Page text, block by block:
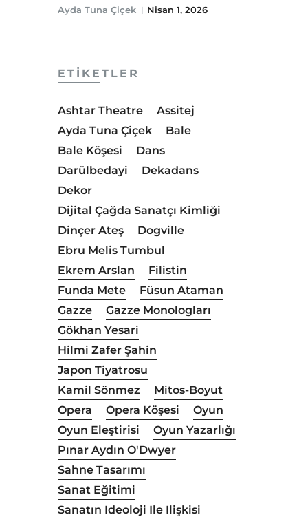
Ayda Tuna Çiçek Nisan 1, 2026
ETIKETLER
Ashtar Theatre
Assitej
Ayda Tuna Çiçek
Bale
Bale Köşesi
Dans
Darülbedayi
Dekadans
Dekor
Dijital Çağda Sanatçı Kimliği
Dinçer Ateş
Dogville
Ebru Melis Tumbul
Ekrem Arslan
Filistin
Funda Mete
Füsun Ataman
Gazze
Gazze Monologları
Gökhan Yesari
Hilmi Zafer Şahin
Japon Tiyatrosu
Kamil Sönmez
Mitos-Boyut
Opera
Opera Köşesi
Oyun
Oyun Eleştirisi
Oyun Yazarlığı
Pınar Aydın O'Dwyer
Sahne Tasarımı
Sanat Eğitimi
Sanatın Ideoloji Ile Ilişkisi